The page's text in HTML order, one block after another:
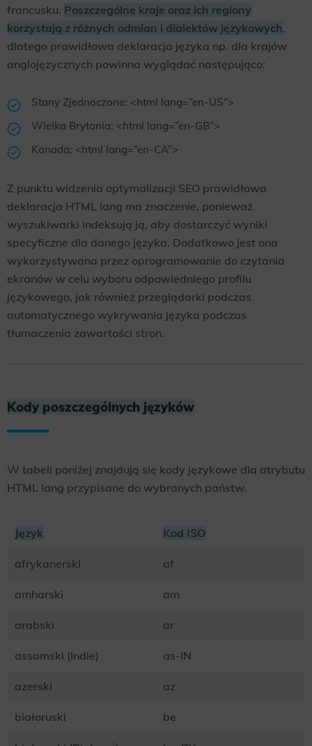
francusku. Poszczególne kraje oraz ich regiony
korzystają z różnych odmian i dialektów językowych,
dlatego prawidłowa deklaracja języka np. dla krajów
anglojęzycznych powinna wyglądać następująco:
Stany Zjednoczone: <html lang=”en-US”>
Wielka Brytania: <html lang=”en-GB”>
Kanada: <html lang=”en-CA”>
Z punktu widzenia optymalizacji SEO prawidłowa
deklaracja HTML lang ma znaczenie, ponieważ
wyszukiwarki indeksują ją, aby dostarczyć wyniki
specyficzne dla danego języka. Dodatkowo jest ona
wykorzystywana przez oprogramowanie do czytania
ekranów w celu wyboru odpowiedniego profilu
językowego, jak również przeglądarki podczas
automatycznego wykrywania języka podczas
tłumaczenia zawartości stron.
Kody poszczególnych języków
W tabeli poniżej znajdują się kody językowe dla atrybutu
HTML lang przypisane do wybranych państw.
Język Kod ISO
afrykanerski af
amharski am
arabski ar
assamski (Indie) as-IN
azerski az
białoruski be